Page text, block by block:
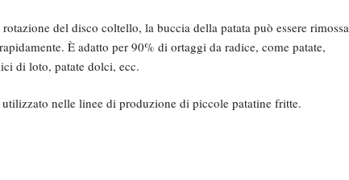
del disco coltello, la buccia della patata può essere rimossa
È adatto per 90% di ortaggi da radice, come patate,
di loto, patate dolci, ecc.
nelle linee di produzione di piccole patatine fritte.